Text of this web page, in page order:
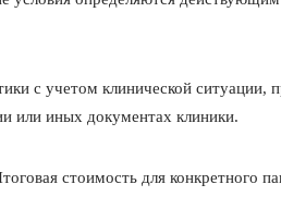
с учетом клинической ситуации,
или иных документах клиники.
стоимость для конкретного